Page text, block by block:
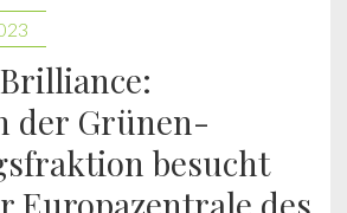
der Grünen-
besucht
Europazentrale des